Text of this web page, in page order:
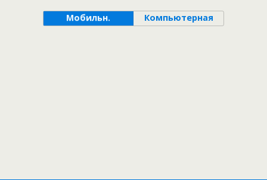
Мобильн. Компьютерная